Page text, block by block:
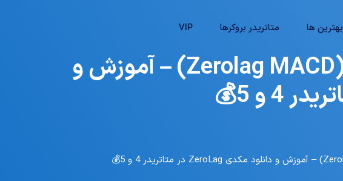
بهترین ها متاتریدر بروکرها VIP
📌دانلود رایگان اندیکاتور مکدی بدون تأخیر (Zerolag MACD) – آموزش و